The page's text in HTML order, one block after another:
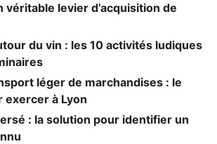
véritable levier d’acquisition de
du vin : les 10 activités ludiques
léger de marchandises : le
exercer à Lyon
: la solution pour identifier un